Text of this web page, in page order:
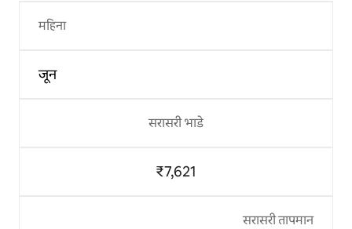
महिना
जून
सरासरी भाडे
₹7,621
सरासरी तापमान